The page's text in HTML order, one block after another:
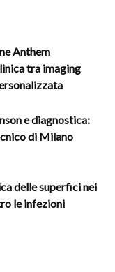
Anthem
tra imaging
e diagnostica:
di Milano
delle superfici nei
le infezioni